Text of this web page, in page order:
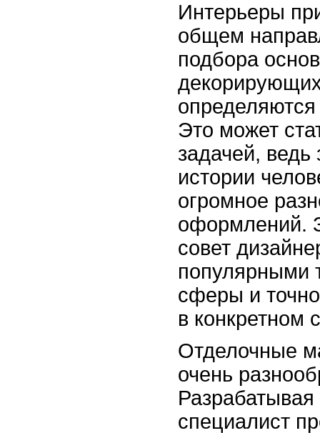
Интерьеры
общем
подбора
Это может
задачей, ведь
истории
огромное
оформлений.
совет
популярными
сферы и точно
в конкретном
Отделочные
очень
Разрабатывая
специалист